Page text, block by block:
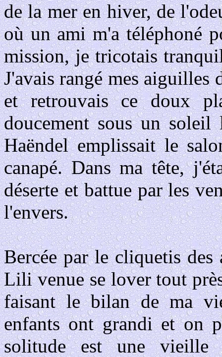
de la mer en hiver, de
où un ami m'a téléphoné
mission, je tricotais
J'avais rangé mes aiguilles
et retrouvais ce doux
doucement sous un
Haëndel emplissait le
canapé. Dans ma tête,
déserte et battue par les
l'envers.
Bercée par le cliquetis
Lili venue se lover tout
faisant le bilan de ma
enfants ont grandi et on
solitude est une vieille